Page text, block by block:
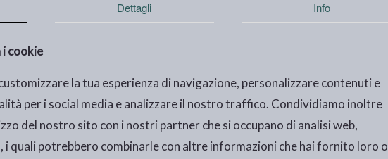
Dettagli Info
cookie
la tua esperienza di navigazione, personalizzare contenuti e
per i social media e analizzare il nostro traffico. Condividiamo inoltre
del nostro sito con i nostri partner che si occupano di analisi web,
i quali potrebbero combinarle con altre informazioni che hai fornito loro o